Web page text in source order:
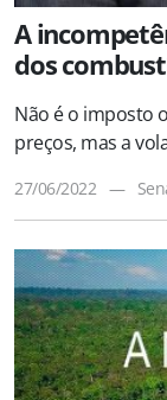
A
dos
Não é o imposto
preços, mas a
27/06/2022 —